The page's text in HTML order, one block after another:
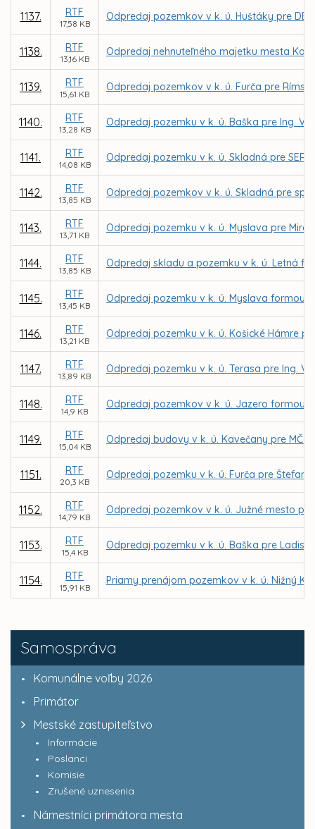
Samospráva
Komunálne voľby 2026
Primátor
Mestské zastupiteľstvo
Informácie
Poslanci
Komisie
Zrušené uznesenia
Námestníci primátora mesta
1137. RTF
17,58 KB
Odpredaj pozemkov v k. ú. Huštáky pre
1138. RTF
13,16 KB
Odpredaj nehnuteľného majetku mesta
1139. RTF
15,61 KB
Odpredaj pozemkov v k. ú. Furča pre
1140. RTF
13,28 KB
Odpredaj pozemku v k. ú. Baška pre Ing.
1141. RTF
14,08 KB
Odpredaj pozemku v k. ú. Skladná pre
1142. RTF
13,85 KB
Odpredaj pozemkov v k. ú. Skladná pre
1143. RTF
13,71 KB
Odpredaj pozemku v k. ú. Myslava pre
1144. RTF
13,85 KB
Odpredaj skladu a pozemku v k. ú. Letná
1145. RTF
13,45 KB
Odpredaj pozemku v k. ú. Myslava formou
1146. RTF
13,21 KB
Odpredaj pozemku v k. ú. Košické Hámre
1147. RTF
13,89 KB
Odpredaj pozemku v k. ú. Terasa pre Ing.
1148. RTF
14,9 KB
Odpredaj pozemkov v k. ú. Jazero formou
1149. RTF
15,04 KB
Odpredaj budovy v k. ú. Kavečany pre MČ
1151. RTF
20,3 KB
Odpredaj pozemku v k. ú. Furča pre
1152. RTF
14,79 KB
Odpredaj pozemkov v k. ú. Južné mesto
1153. RTF
15,4 KB
Odpredaj pozemku v k. ú. Baška pre
1154. RTF
15,91 KB
Priamy prenájom pozemkov v k. ú. Nižný